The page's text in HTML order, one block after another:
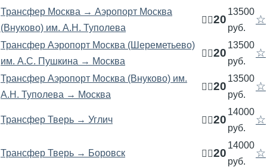
Трансфер Москва → Аэропорт Москва
(Внуково) им. А.Н. Туполева
🧍‍♂️20
13500
руб.
☆
Трансфер Аэропорт Москва (Шереметьево)
им. А.С. Пушкина → Москва
🧍‍♂️20
13500
руб.
☆
Трансфер Аэропорт Москва (Внуково) им.
А.Н. Туполева → Москва
🧍‍♂️20
13500
руб.
☆
Трансфер Тверь → Углич 🧍‍♂️20
14000
руб.
☆
Трансфер Тверь → Боровск 🧍‍♂️20
14000
руб.
☆